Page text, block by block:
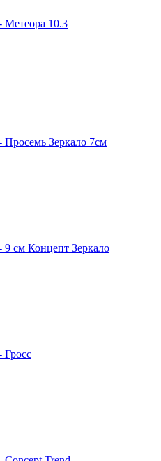
Метеора 10.3
Просемь Зеркало 7см
9 см Концепт Зеркало
Гросс